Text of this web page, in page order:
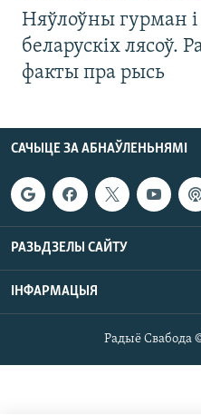
Няўлоўны гурман
беларускіх лясоў.
факты пра рысь
САЧЫЦЕ ЗА АБНАЎЛЕНЬНЯМІ
РАЗЬДЗЕЛЫ САЙТУ
ІНФАРМАЦЫЯ
Радыё Свабода